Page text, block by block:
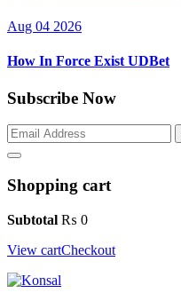
Aug 04 2026
How In Force Exist UDBet
Subscribe Now
Shopping cart
Subtotal ₨ 0
View cartCheckout